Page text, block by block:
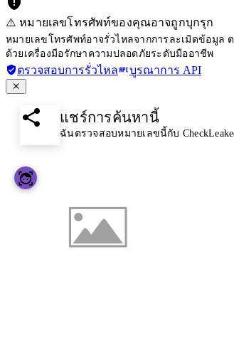
⚠️ หมายเลขโทรศัพท์ของคุณอาจถูกบุกรุก
หมายเลขโทรศัพท์อาจรั่วไหลจากการละเมิดข้อมูล
ด้วยเครื่องมือรักษาความปลอดภัยระดับมืออาชีพ
ตรวจสอบการรั่วไหล บูรณาการ API
แชร์การค้นหานี้
ฉันตรวจสอบหมายเลขนี้กับ